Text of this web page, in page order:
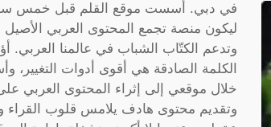
في دبي. أسست موقع القلم قبل خمس
ليكون منصة تجمع المحتوى العربي الأصيل
وتدعم الكتّاب الشباب في عالمنا العربي.
الكلمة الصادقة هي أقوى أدوات التغيير،
خلال موقعي إلى إثراء المحتوى العربي
وتقديم محتوى هادف يلامس قلوب القراء